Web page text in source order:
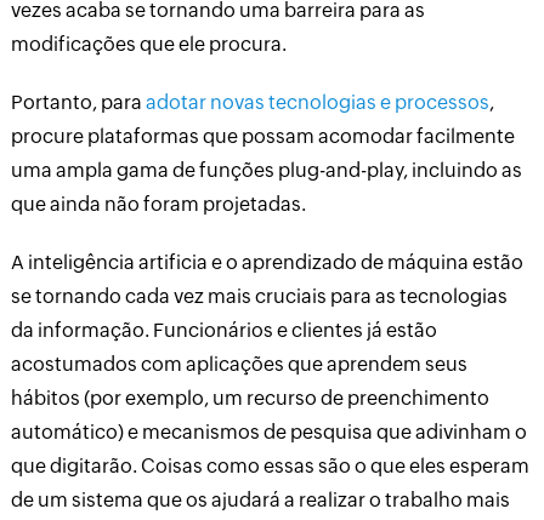
vezes acaba se tornando uma barreira para as
modificações que ele procura.
Portanto, para adotar novas tecnologias e processos,
procure plataformas que possam acomodar facilmente
uma ampla gama de funções plug-and-play, incluindo as
que ainda não foram projetadas.
A inteligência artificia e o aprendizado de máquina estão
se tornando cada vez mais cruciais para as tecnologias
da informação. Funcionários e clientes já estão
acostumados com aplicações que aprendem seus
hábitos (por exemplo, um recurso de preenchimento
automático) e mecanismos de pesquisa que adivinham o
que digitarão. Coisas como essas são o que eles esperam
de um sistema que os ajudará a realizar o trabalho mais